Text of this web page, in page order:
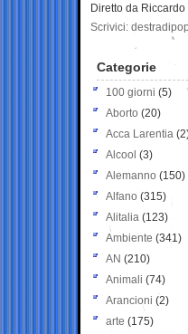
Diretto da Riccardo
Scrivici:
Categorie
100 giorni (5)
Aborto (20)
Acca Larentia
Alcool (3)
Alemanno (150)
Alfano (315)
Alitalia (123)
Ambiente (341)
AN (210)
Animali (74)
Arancioni (2)
arte (175)